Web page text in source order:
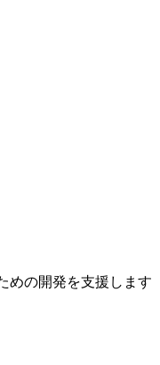
めの開発を支援します